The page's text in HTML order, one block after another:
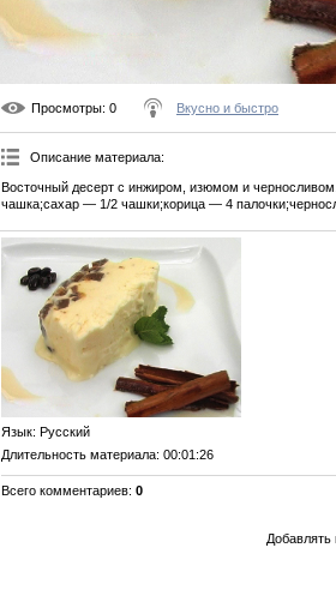
Просмотры: 0 Вкусно и быстро
Описание материала:
Восточный десерт с инжиром, изюмом и
чашка;сахар — 1/2 чашки;корица — 4
Язык: Русский
Длительность материала: 00:01:26
Всего комментариев: 0
Добавлять